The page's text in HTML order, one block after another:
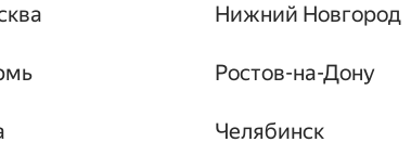
Нижний Новгород
Ростов-на-Дону
Челябинск